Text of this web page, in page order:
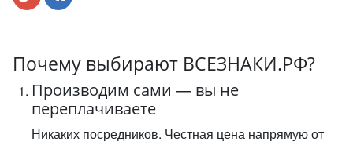
Почему выбирают ВСЕЗНАКИ.РФ?
Производим сами — вы не
переплачиваете
Никаких посредников. Честная цена напрямую от